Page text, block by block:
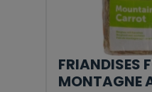
FRIANDISES
MONTAGNE